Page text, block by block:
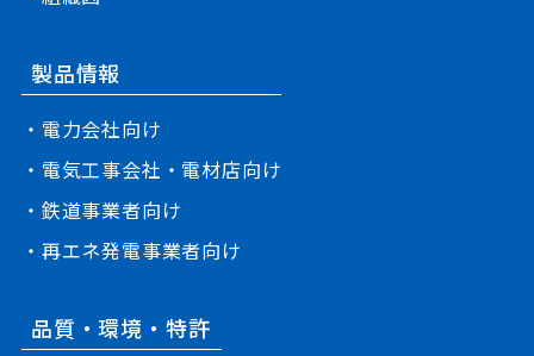
製品情報
・電力会社向け
・電気工事会社・電材店向け
・鉄道事業者向け
・再エネ発電事業者向け
品質・環境・特許